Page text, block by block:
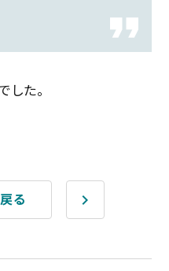
た。
る keyboard_arrow_right